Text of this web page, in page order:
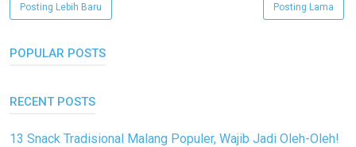
Posting Lebih Baru Posting Lama
POPULAR POSTS
RECENT POSTS
13 Snack Tradisional Malang Populer, Wajib Jadi Oleh-Oleh!